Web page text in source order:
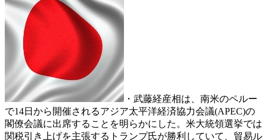
・武藤経産相は、南米のペルー
で14日から開催されるアジア太平洋経済協力会議(APEC)の
閣僚会議に出席することを明らかにした。米大統領選挙では
関税引き上げを主張するトランプ氏が勝利していて、貿易ル